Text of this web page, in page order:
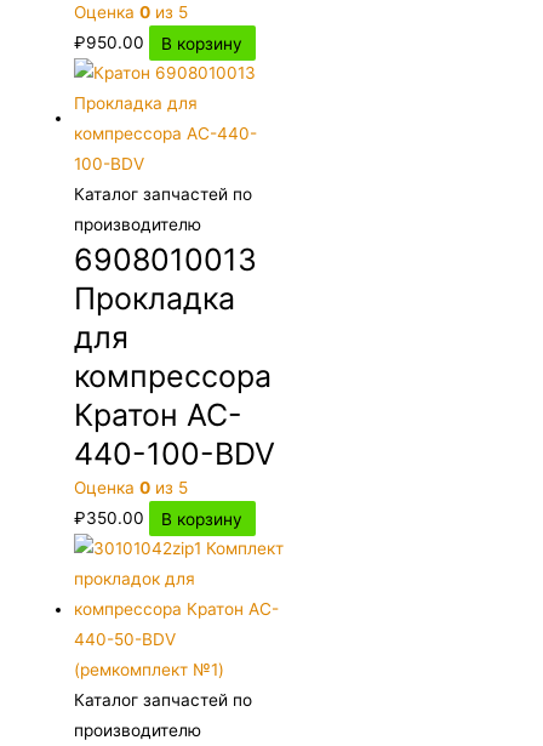
Оценка0 из 5
₽950.00 В корзину
Каталог запчастей по
производителю
6908010013
Прокладка
для
компрессора
Кратон AC-
440-100-BDV
Оценка0 из 5
₽350.00 В корзину
Каталог запчастей по
производителю